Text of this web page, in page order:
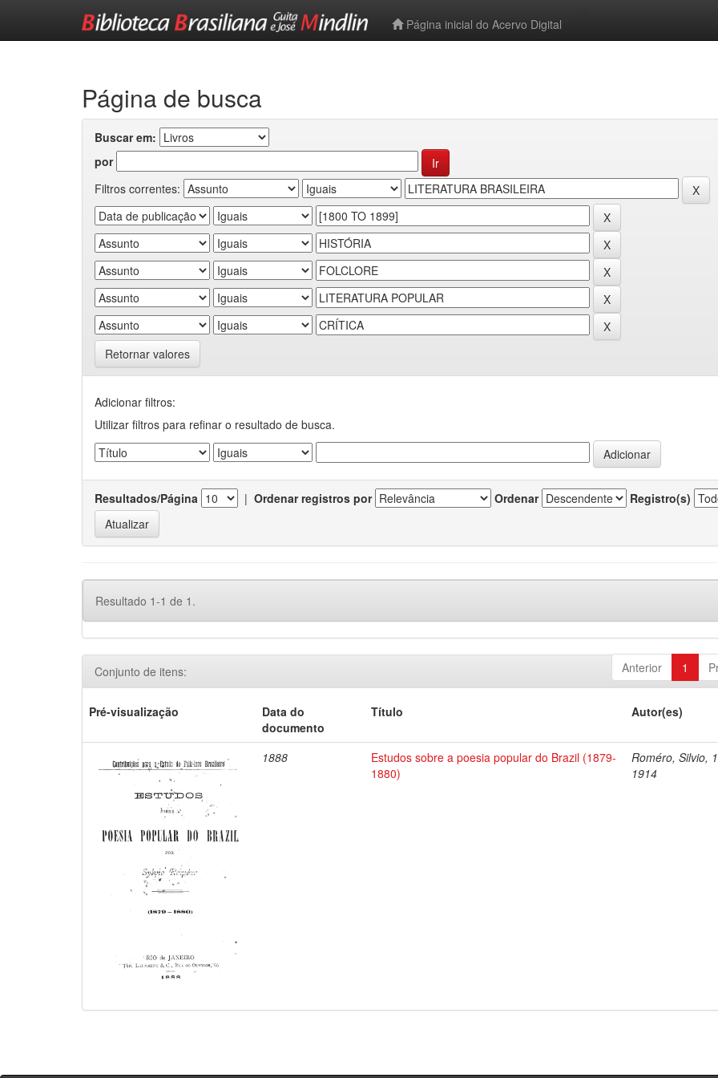
Página inicial do Acervo Digital
Página de busca
Buscar em:
por
Filtros correntes:
Retornar valores
Adicionar filtros:
Utilizar filtros para refinar o resultado de busca.
Resultados/Página | Ordenar registros por Ordenar Registro(s)
Resultado 1-1 de 1.
Anterior 1
Conjunto de itens:
Pré-visualização
Data do
documento
Título Autor(es)
1888
Estudos sobre a poesia popular do Brazil (1879-
1880)
Roméro, Silvio,
1914